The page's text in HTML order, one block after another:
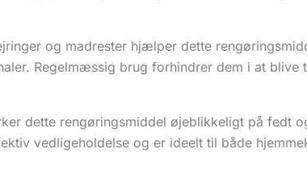
og madrester hjælper dette
Regelmæssig brug forhindrer dem i at
dette rengøringsmiddel øjeblikkeligt på fedt
vedligeholdelse og er ideelt til både